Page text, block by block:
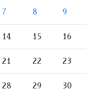
7 8 9
14 15 16
21 22 23
28 29 30